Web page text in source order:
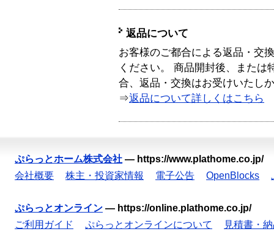
返品について
お客様のご都合による返品・交
ください。 商品開封後、または
合、返品・交換はお受けいたし
⇒返品について詳しくはこちら
ぷらっとホーム株式会社 — https://www.plathome.co.jp/
会社概要
株主・投資家情報 電子公告 OpenBlocks
ぷらっとオンライン — https://online.plathome.co.jp/
ご利用ガイド
ぷらっとオンラインについて
見積書・